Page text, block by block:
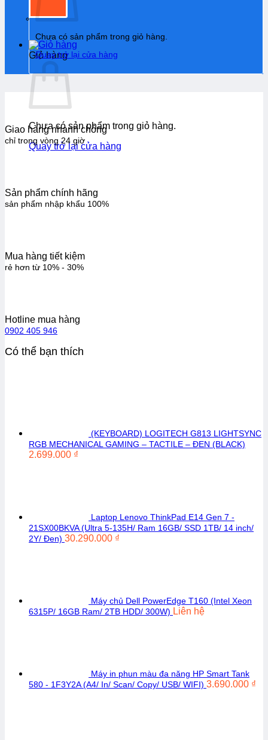
Giỏ hàng
Chưa có sản phẩm trong giỏ hàng.
Quay trở lại cửa hàng
Chưa có sản phẩm trong giỏ hàng.
Quay trở lại cửa hàng
Giao hàng nhanh chóng
chỉ trong vòng 24 giờ
Sản phẩm chính hãng
sản phẩm nhập khẩu 100%
Mua hàng tiết kiệm
rẻ hơn từ 10% - 30%
Hotline mua hàng
0902 405 946
Có thể bạn thích
(KEYBOARD) LOGITECH G813 LIGHTSYNC
RGB MECHANICAL GAMING – TACTILE – ĐEN (BLACK)
2.699.000 ₫
Laptop Lenovo ThinkPad E14 Gen 7 -
21SX00BKVA (Ultra 5-135H/ Ram 16GB/ SSD 1TB/ 14 inch/
2Y/ Đen) 30.290.000 ₫
Máy chủ Dell PowerEdge T160 (Intel Xeon
6315P/ 16GB Ram/ 2TB HDD/ 300W) Liên hệ
Máy in phun màu đa năng HP Smart Tank
580 - 1F3Y2A (A4/ In/ Scan/ Copy/ USB/ WIFI) 3.690.000 ₫